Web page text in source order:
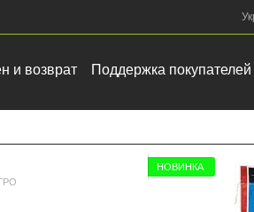
и возврат Поддержка покупателей
НОВИНКА